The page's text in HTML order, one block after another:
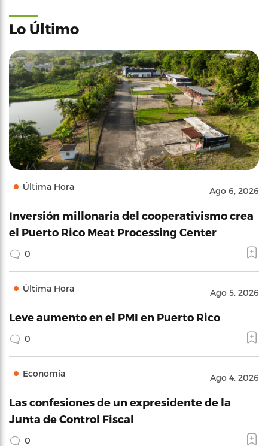
Lo Último
Última Hora Ago 6, 2026
Inversión millonaria del cooperativismo crea
el Puerto Rico Meat Processing Center
0
Última Hora Ago 5, 2026
Leve aumento en el PMI en Puerto Rico
0
Economía Ago 4, 2026
Las confesiones de un expresidente de la
Junta de Control Fiscal
0